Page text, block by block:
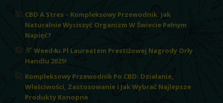
CBD A Stres – Kompleksowy Przewodnik. Jak
Naturalnie Wyciszyć Organizm W Świecie Pełnym
Napięć?
Weed4u.pl Laureatem Prestiżowej Nagrody Orły
Handlu 2025!
Kompleksowy Przewodnik Po CBD: Działanie,
Właściwości, Zastosowanie I Jak Wybrać Najlepsze
Produkty Konopne